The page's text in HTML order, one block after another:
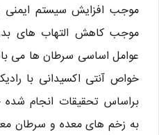
موجب افزایش سیستم
موجب کاهش التهاب های
عوامل اساسی سرطان ها می
خواص آنتی اکسیدانی با
براساس تحقیقات انجام شده
به زخم های معده و سرطان